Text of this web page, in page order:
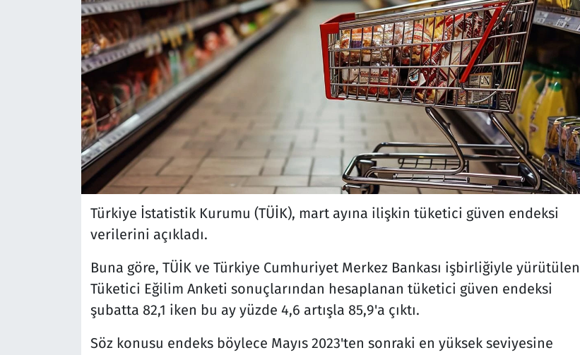
Türkiye İstatistik Kurumu (TÜİK), mart ayına ilişkin tüketici güven endeksi
verilerini açıkladı.
Buna göre, TÜİK ve Türkiye Cumhuriyet Merkez Bankası işbirliğiyle yürütülen
Tüketici Eğilim Anketi sonuçlarından hesaplanan tüketici güven endeksi
şubatta 82,1 iken bu ay yüzde 4,6 artışla 85,9'a çıktı.
Söz konusu endeks böylece Mayıs 2023'ten sonraki en yüksek seviyesine